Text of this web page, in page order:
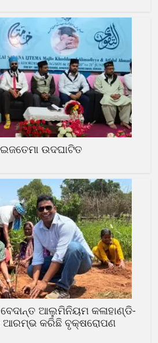
ଉଦଘାଟିତ
ଆଲୁମିନିୟମ କଳାହାଣ୍ଡି-
ଆରମ୍ଭ କରିଛି ବୃକ୍ଷରୋପଣ